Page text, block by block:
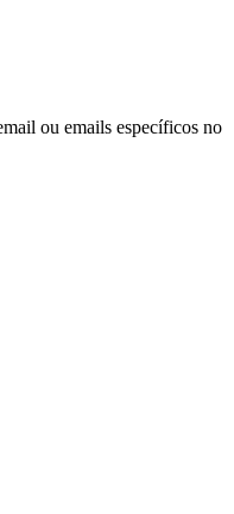
ou emails específicos no